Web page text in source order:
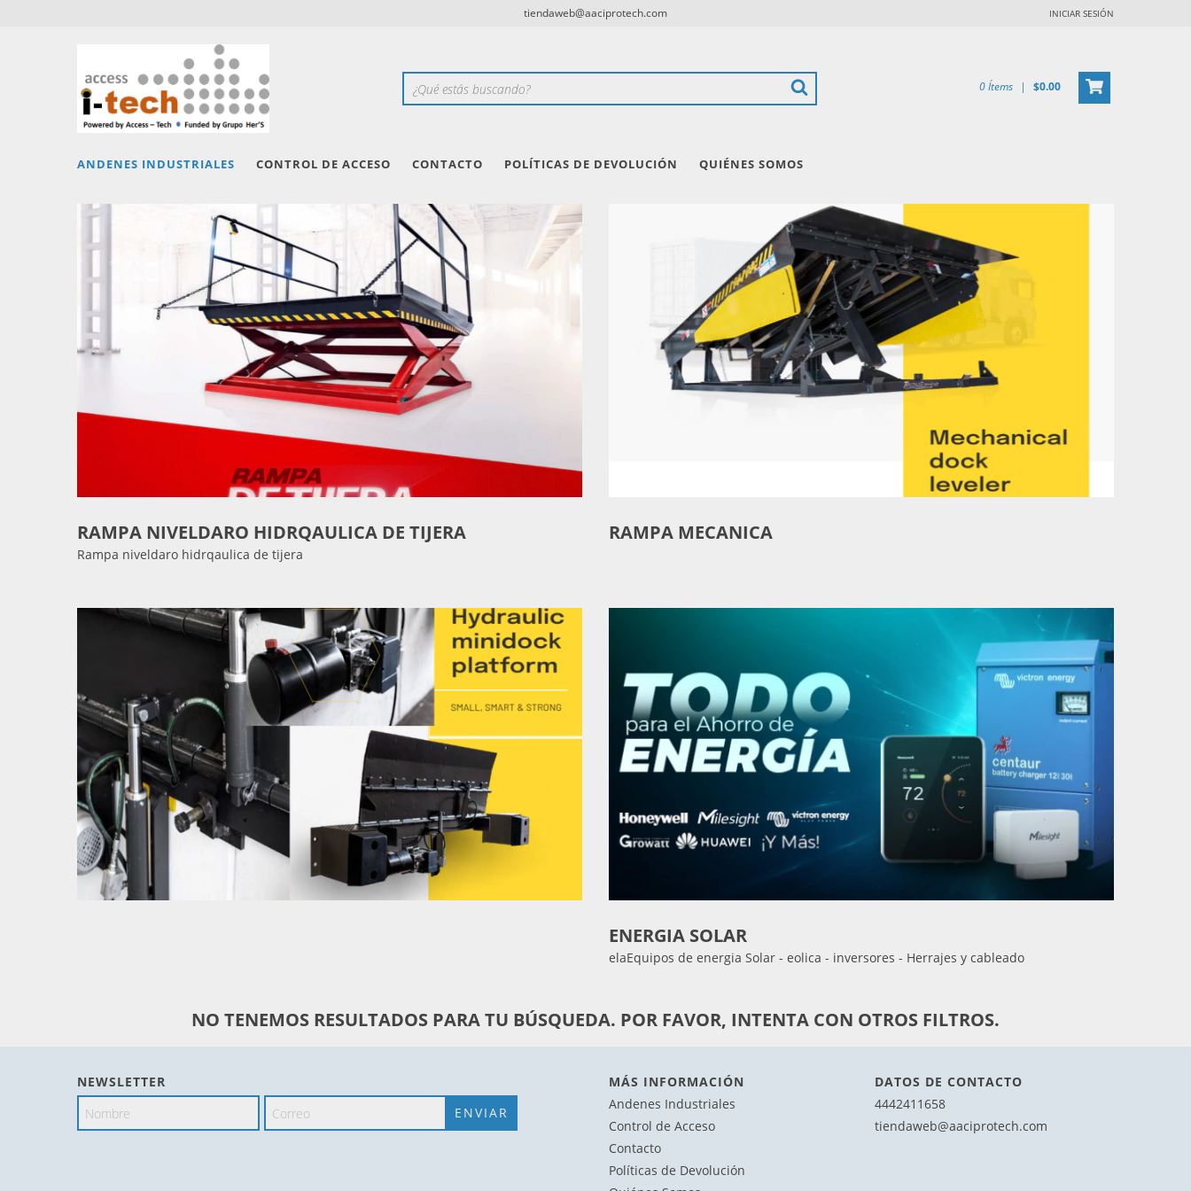
tiendaweb@aaciprotech.com INICIAR SESIÓN
0Ítems | $0.00
ANDENES INDUSTRIALES CONTROL DE ACCESO CONTACTO POLÍTICAS DE DEVOLUCIÓN QUIÉNES SOMOS
RAMPA NIVELDARO HIDRQAULICA DE TIJERA
Rampa niveldaro hidrqaulica de tijera
RAMPA MECANICA
ENERGIA SOLAR
elaEquipos de energia Solar - eolica - inversores - Herrajes y cableado
NO TENEMOS RESULTADOS PARA TU BÚSQUEDA. POR FAVOR, INTENTA CON OTROS FILTROS.
NEWSLETTER
MÁS INFORMACIÓN
Andenes Industriales
Control de Acceso
Contacto
Políticas de Devolución
DATOS DE CONTACTO
4442411658
tiendaweb@aaciprotech.com